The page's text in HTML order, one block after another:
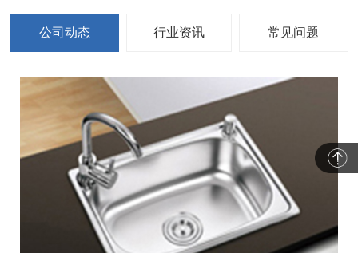
公司动态 行业资讯 常见问题